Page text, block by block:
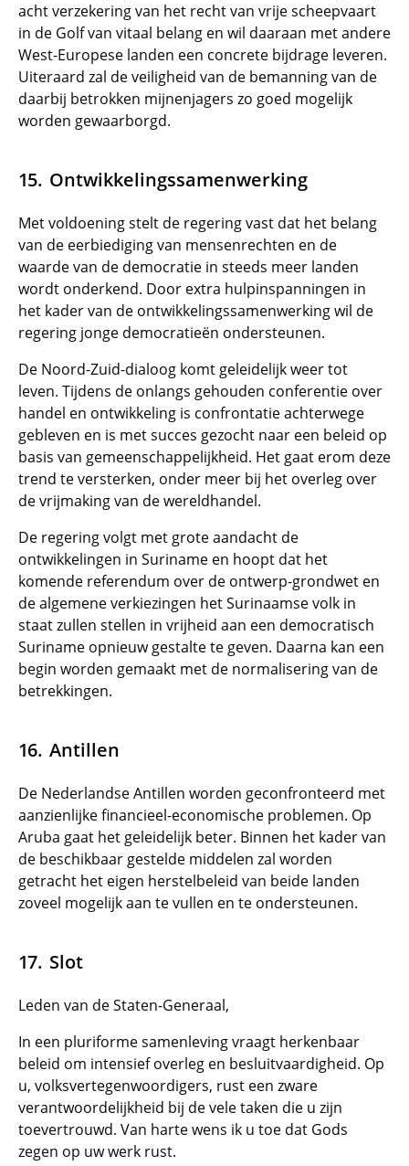
acht verzekering van het recht van vrije scheepvaart
in de Golf van vitaal belang en wil daaraan met andere
West-Europese landen een concrete bijdrage leveren.
Uiteraard zal de veiligheid van de bemanning van de
daarbij betrokken mijnenjagers zo goed mogelijk
worden gewaarborgd.
Ontwikkelingssamenwerking
Met voldoening stelt de regering vast dat het belang
van de eerbiediging van mensenrechten en de
waarde van de democratie in steeds meer landen
wordt onderkend. Door extra hulpinspanningen in
het kader van de ontwikkelingssamenwerking wil de
regering jonge democratieën ondersteunen.
De Noord-Zuid-dialoog komt geleidelijk weer tot
leven. Tijdens de onlangs gehouden conferentie over
handel en ontwikkeling is confrontatie achterwege
gebleven en is met succes gezocht naar een beleid op
basis van gemeenschappelijkheid. Het gaat erom deze
trend te versterken, onder meer bij het overleg over
de vrijmaking van de wereldhandel.
De regering volgt met grote aandacht de
ontwikkelingen in Suriname en hoopt dat het
komende referendum over de ontwerp-grondwet en
de algemene verkiezingen het Surinaamse volk in
staat zullen stellen in vrijheid aan een democratisch
Suriname opnieuw gestalte te geven. Daarna kan een
begin worden gemaakt met de normalisering van de
betrekkingen.
Antillen
De Nederlandse Antillen worden geconfronteerd met
aanzienlijke financieel-economische problemen. Op
Aruba gaat het geleidelijk beter. Binnen het kader van
de beschikbaar gestelde middelen zal worden
getracht het eigen herstelbeleid van beide landen
zoveel mogelijk aan te vullen en te ondersteunen.
Slot
Leden van de Staten-Generaal,
In een pluriforme samenleving vraagt herkenbaar
beleid om intensief overleg en besluitvaardigheid. Op
u, volksvertegenwoordigers, rust een zware
verantwoordelijkheid bij de vele taken die u zijn
toevertrouwd. Van harte wens ik u toe dat Gods
zegen op uw werk rust.